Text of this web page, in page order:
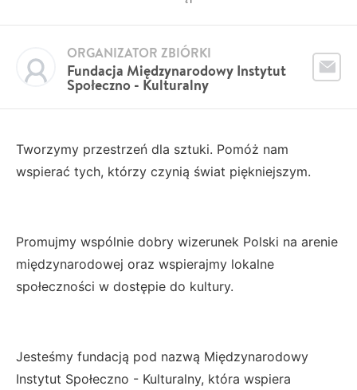
Fundacja Międzynarodowy Instytut
Społeczno - Kulturalny
ORGANIZATOR ZBIÓRKI
Tworzymy przestrzeń dla sztuki. Pomóż nam
wspierać tych, którzy czynią świat piękniejszym.
Promujmy wspólnie dobry wizerunek Polski na arenie
międzynarodowej oraz wspierajmy lokalne
społeczności w dostępie do kultury.
Jesteśmy fundacją pod nazwą Międzynarodowy
Instytut Społeczno - Kulturalny, która wspiera